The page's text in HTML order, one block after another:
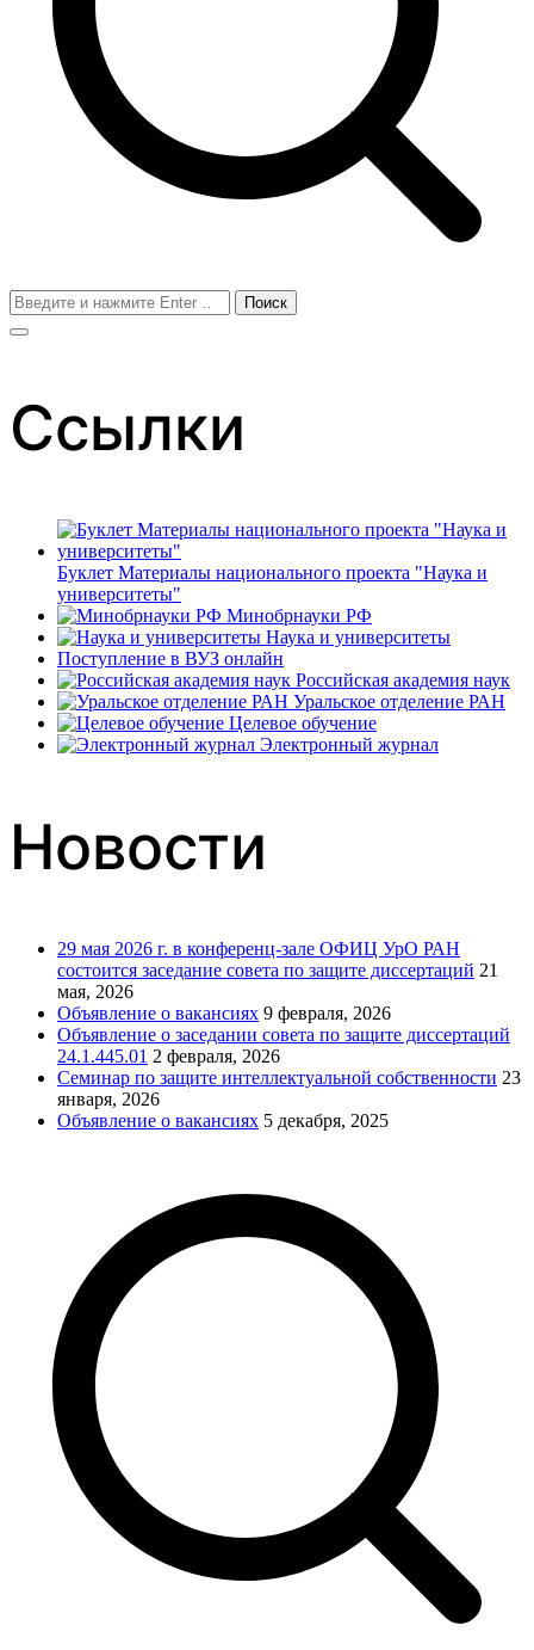
Поиск
для:
Ссылки
Буклет Материалы национального проекта "Наука и
университеты"
Минобрнауки РФ
Наука и университеты
Поступление в ВУЗ онлайн
Российская академия наук
Уральское отделение РАН
Целевое обучение
Электронный журнал
Новости
29 мая 2026 г. в конференц-зале ОФИЦ УрО РАН
состоится заседание совета по защите диссертаций 21
мая, 2026
Объявление о вакансиях 9 февраля, 2026
Объявление о заседании совета по защите диссертаций
24.1.445.01 2 февраля, 2026
Семинар по защите интеллектуальной собственности 23
января, 2026
Объявление о вакансиях 5 декабря, 2025